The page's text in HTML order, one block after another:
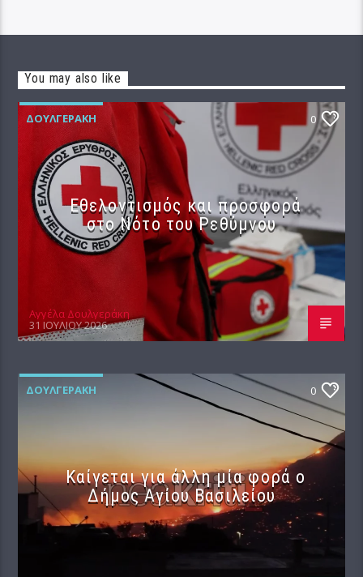
You may also like
ΔΟΥΛΓΕΡΆΚΗ 0
Εθελοντισμός και προσφορά
στο Νότο του Ρεθύμνου
Αγγέλα Δουλγεράκη
31 ΙΟΥΛΊΟΥ 2026
ΔΟΥΛΓΕΡΆΚΗ 0
Καίγεται για άλλη μία φορά ο
Δήμος Αγίου Βασιλείου